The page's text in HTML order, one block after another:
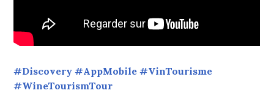
#Discovery #AppMobile #VinTourisme
#WineTourismTour